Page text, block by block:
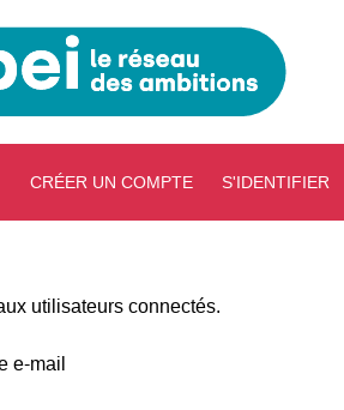
CRÉER UN COMPTE S'IDENTIFIER
utilisateurs connectés.
e-mail